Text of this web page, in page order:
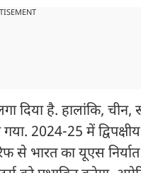
दिया है. हालांकि,
2024-25 में
से भारत का यूएस